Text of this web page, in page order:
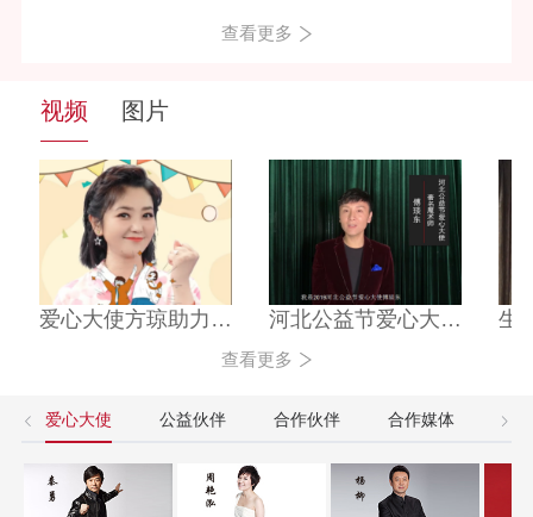
查看更多
视频 图片
宋静华理事长参加第十届中国慈善年会与东润公益基金会理事长孔冬梅合影 国家民政部和省民政厅领导莅临我会调研指导党建工作
爱心大使方琼助力乡村儿童实现梦想 河北公益节爱心大使——傅琰东
查看更多
爱心大使 公益伙伴 合作伙伴 合作媒体 友